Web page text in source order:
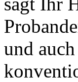
und